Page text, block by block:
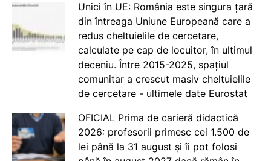
Unici în UE: România este singura țară
din întreaga Uniune Europeană care a
redus cheltuielile de cercetare,
calculate pe cap de locuitor, în ultimul
deceniu. Între 2015-2025, spațiul
comunitar a crescut masiv cheltuielile
de cercetare - ultimele date Eurostat
OFICIAL Prima de carieră didactică
2026: profesorii primesc cei 1.500 de
lei până la 31 august și îi pot folosi